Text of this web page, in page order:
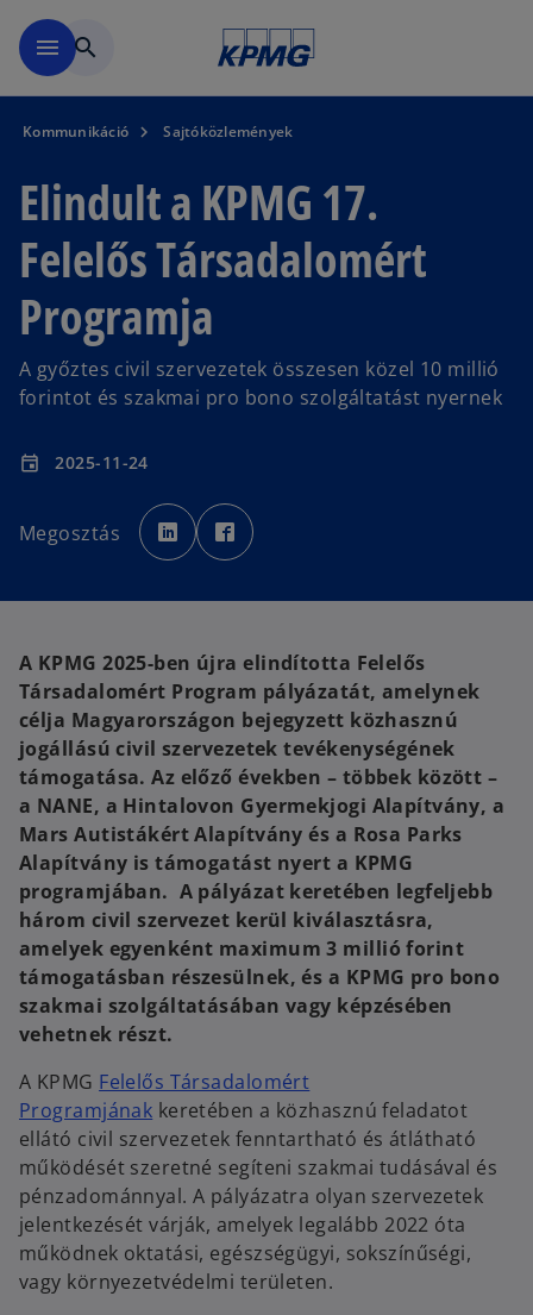
menu search
Kommunikáció Sajtóközlemények
Elindult a KPMG 17.
Felelős Társadalomért
Programja
A győztes civil szervezetek összesen közel 10 millió
forintot és szakmai pro bono szolgáltatást nyernek
event 2025-11-24
Megosztás
o
p
e
n
w
t
b
p
e
w
t
b
A KPMG 2025-ben újra elindította Felelős
Társadalomért Program pályázatát, amelynek
célja Magyarországon bejegyzett közhasznú
jogállású civil szervezetek tevékenységének
támogatása. Az előző években – többek között –
a NANE, a Hintalovon Gyermekjogi Alapítvány, a
Mars Autistákért Alapítvány és a Rosa Parks
Alapítvány is támogatást nyert a KPMG
programjában. A pályázat keretében legfeljebb
három civil szervezet kerül kiválasztásra,
amelyek egyenként maximum 3 millió forint
támogatásban részesülnek, és a KPMG pro bono
szakmai szolgáltatásában vagy képzésében
vehetnek részt.
A KPMG Felelős Társadalomért
Programjának keretében a közhasznú feladatot
ellátó civil szervezetek fenntartható és átlátható
működését szeretné segíteni szakmai tudásával és
pénzadománnyal. A pályázatra olyan szervezetek
jelentkezését várják, amelyek legalább 2022 óta
működnek oktatási, egészségügyi, sokszínűségi,
vagy környezetvédelmi területen.